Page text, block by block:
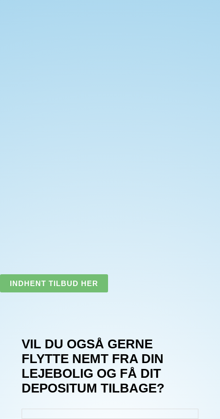
INDHENT TILBUD HER
VIL DU OGSÅ GERNE
FLYTTE NEMT FRA DIN
LEJEBOLIG OG FÅ DIT
DEPOSITUM TILBAGE?